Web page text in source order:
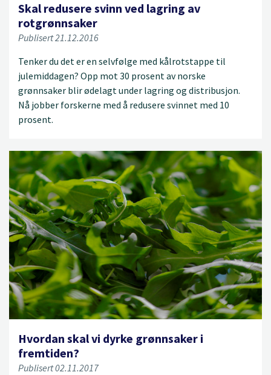
Skal redusere svinn ved lagring av
rotgrønnsaker
Publisert 21.12.2016
Tenker du det er en selvfølge med kålrotstappe til
julemiddagen? Opp mot 30 prosent av norske
grønnsaker blir ødelagt under lagring og distribusjon.
Nå jobber forskerne med å redusere svinnet med 10
prosent.
Hvordan skal vi dyrke grønnsaker i
fremtiden?
Publisert 02.11.2017